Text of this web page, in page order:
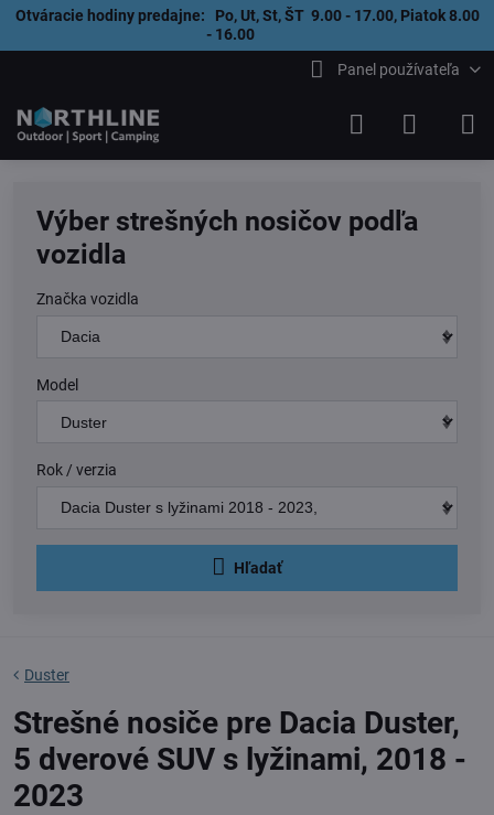
Otváracie hodiny predajne: Po, Ut, St, ŠT 9.00 - 17.00, Piatok 8.00
- 16.00
Panel používateľa
Výber strešných nosičov podľa
vozidla
Značka vozidla
Model
Rok / verzia
Hľadať
Duster
Strešné nosiče pre Dacia Duster,
5 dverové SUV s lyžinami, 2018 -
2023